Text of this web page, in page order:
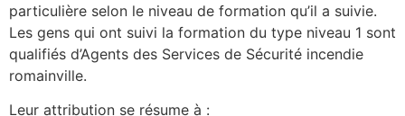
particulière selon le niveau de formation qu’il a suivie.
Les gens qui ont suivi la formation du type niveau 1 sont
qualifiés d’Agents des Services de Sécurité incendie
romainville.
Leur attribution se résume à :